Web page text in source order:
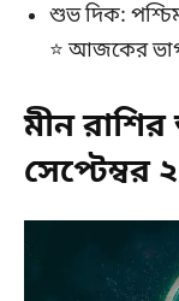
শুভ দিক:
⭐ আজকের
মীন
সেপ্টেম্বর